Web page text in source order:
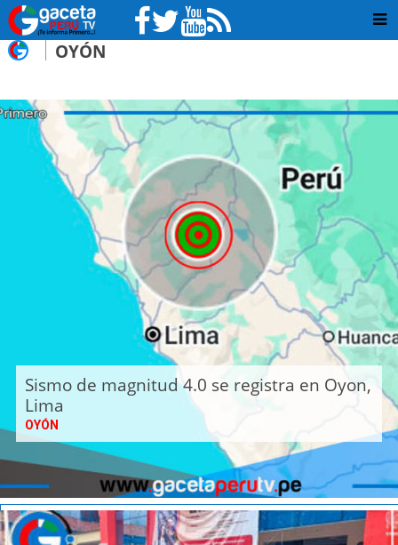
OYÓN
Sismo de magnitud 4.0 se registra en Oyon,
Lima
OYÓN